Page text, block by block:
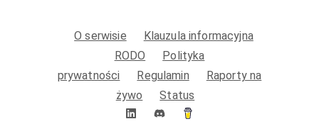
O serwisie
Klauzula informacyjna
RODO
Polityka
prywatności
Regulamin
Raporty na
żywo
Status